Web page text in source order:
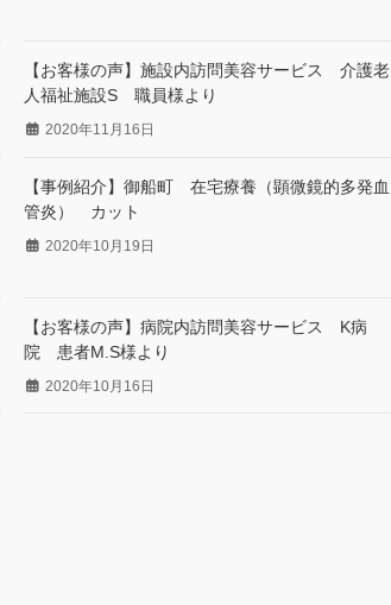
【お客様の声】施設内訪問美容サービス 介護老
人福祉施設S 職員様より
2020年11月16日
【事例紹介】御船町 在宅療養（顕微鏡的多発血
管炎） カット
2020年10月19日
【お客様の声】病院内訪問美容サービス K病
院 患者M.S様より
2020年10月16日